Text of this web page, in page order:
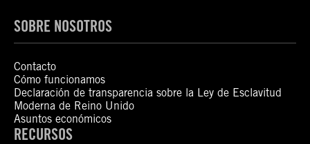
SOBRE NOSOTROS
Contacto
Cómo funcionamos
Declaración de transparencia sobre la Ley de Esclavitud
Moderna de Reino Unido
Asuntos económicos
RECURSOS